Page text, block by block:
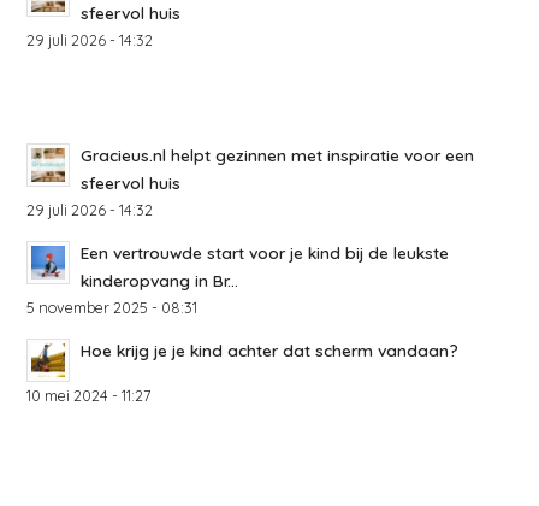
sfeervol huis
29 juli 2026 - 14:32
Gracieus.nl helpt gezinnen met inspiratie voor een
sfeervol huis
29 juli 2026 - 14:32
Een vertrouwde start voor je kind bij de leukste
kinderopvang in Br...
5 november 2025 - 08:31
Hoe krijg je je kind achter dat scherm vandaan?
10 mei 2024 - 11:27